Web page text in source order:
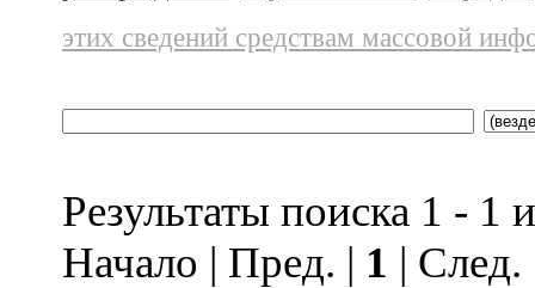
этих сведений средствам массовой
Результаты поиска 1 - 1
Начало | Пред. | 1 |